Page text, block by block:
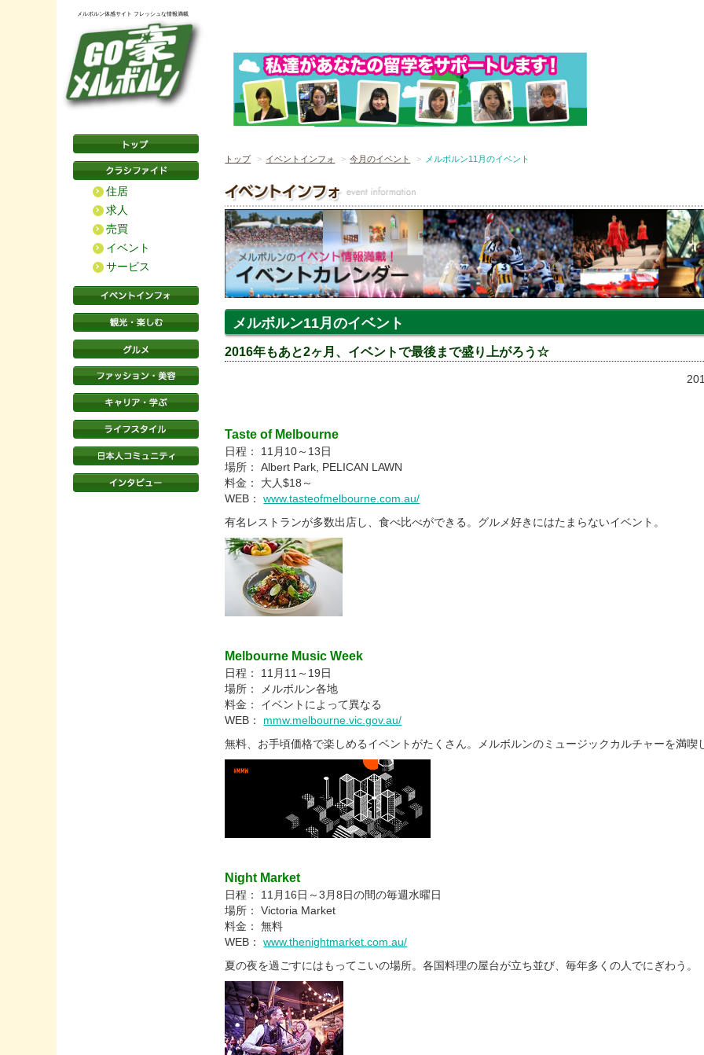
メルボルン体感サイト フレッシュな情報満載
住居
求人
売買
イベント
サービス
トップ イベントインフォ 今月のイベント メルボルン11月のイベント
メルボルン11月のイベント
2016年もあと2ヶ月、イベントで最後まで盛り上がろう☆
Taste of Melbourne
日程： 11月10～13日
場所： Albert Park, PELICAN LAWN
料金： 大人$18～
WEB：www.tasteofmelbourne.com.au/
有名レストランが多数出店し、食べ比べができる。グルメ好きにはたまらないイベント。
Melbourne Music Week
日程： 11月11～19日
場所： メルボルン各地
料金： イベントによって異なる
WEB： mmw.melbourne.vic.gov.au/
無料、お手頃価格で楽しめるイベントがたくさん。メルボルンのミュージックカルチャーを満喫
Night Market
日程： 11月16日～3月8日の間の毎週水曜日
場所： Victoria Market
料金： 無料
WEB：www.thenightmarket.com.au/
夏の夜を過ごすにはもってこいの場所。各国料理の屋台が立ち並び、毎年多くの人でにぎわう。